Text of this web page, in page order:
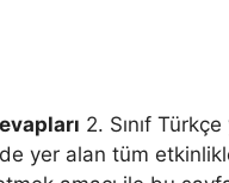
2. Sınıf Türkçe
yer alan tüm